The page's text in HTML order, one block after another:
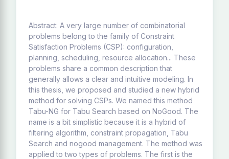
Abstract: A very large number of combinatorial
problems belong to the family of Constraint
Satisfaction Problems (CSP): configuration,
planning, scheduling, resource allocation... These
problems share a common description that
generally allows a clear and intuitive modeling. In
this thesis, we proposed and studied a new hybrid
method for solving CSPs. We named this method
Tabu-NG for Tabu Search based on NoGood. The
name is a bit simplistic because it is a hybrid of
filtering algorithm, constraint propagation, Tabu
Search and nogood management. The method was
applied to two types of problems. The first is the